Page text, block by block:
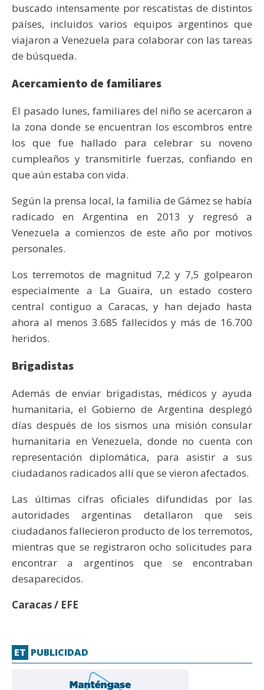
buscado intensamente por rescatistas de distintos
países, incluidos varios equipos argentinos que
viajaron a Venezuela para colaborar con las tareas
de búsqueda.
Acercamiento de familiares
El pasado lunes, familiares del niño se acercaron a
la zona donde se encuentran los escombros entre
los que fue hallado para celebrar su noveno
cumpleaños y transmitirle fuerzas, confiando en
que aún estaba con vida.
Según la prensa local, la familia de Gámez se había
radicado en Argentina en 2013 y regresó a
Venezuela a comienzos de este año por motivos
personales.
Los terremotos de magnitud 7,2 y 7,5 golpearon
especialmente a La Guaira, un estado costero
central contiguo a Caracas, y han dejado hasta
ahora al menos 3.685 fallecidos y más de 16.700
heridos.
Brigadistas
Además de enviar brigadistas, médicos y ayuda
humanitaria, el Gobierno de Argentina desplegó
días después de los sismos una misión consular
humanitaria en Venezuela, donde no cuenta con
representación diplomática, para asistir a sus
ciudadanos radicados allí que se vieron afectados.
Las últimas cifras oficiales difundidas por las
autoridades argentinas detallaron que seis
ciudadanos fallecieron producto de los terremotos,
mientras que se registraron ocho solicitudes para
encontrar a argentinos que se encontraban
desaparecidos.
Caracas / EFE
ET PUBLICIDAD